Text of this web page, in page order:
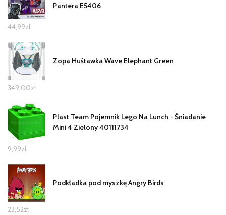
Pantera E5406
44,99zł
Zopa Huśtawka Wave Elephant Green
349,00zł
Plast Team Pojemnik Lego Na Lunch - Śniadanie
Mini 4 Zielony 40111734
9,99zł
Podkładka pod myszkę Angry Birds
23,52zł